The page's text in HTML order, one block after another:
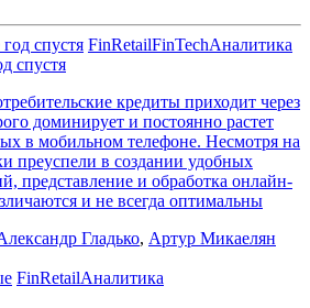
FinRetailFinTechАналитика
спустя
кредиты приходит через
доминирует и постоянно растет
в мобильном телефоне. Несмотря на
преуспели в создании удобных
представление и обработка онлайн-
и не всегда оптимальны
Гладько, Артур Микаелян
FinRetailАналитика